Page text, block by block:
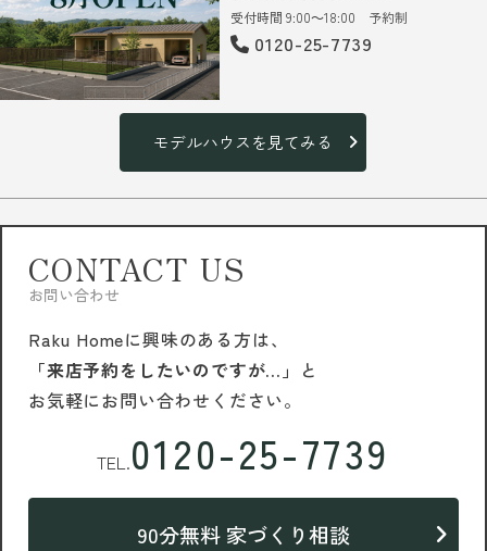
受付時間 9:00～18:00 予約制
0120-25-7739
モデルハウスを見てみる
CONTACT US
お問い合わせ
Raku Homeに興味のある方は、
「来店予約をしたいのですが…」 と
お気軽にお問い合わせください。
TEL.0120-25-7739
90分無料 家づくり相談